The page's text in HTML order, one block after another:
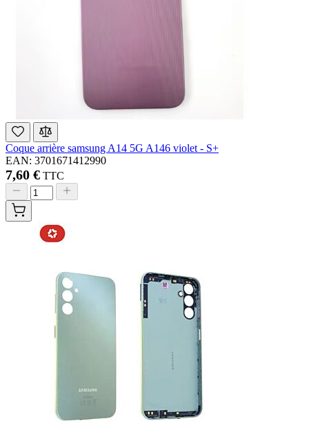
Coque arrière samsung A14 5G A146 violet - S+
EAN: 3701671412990
7,60 € TTC